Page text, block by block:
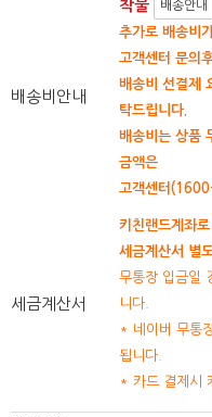
배송비안내
착불 배송안내
추가로 배송비
고객센터 문의
배송비 선결제
탁드립니다.
배송비는 상품
금액은
고객센터
세금계산서
키친랜드계좌
세금계산서 별
무통장 입금일
니다.
* 네이버 무통
됩니다.
* 카드 결제시